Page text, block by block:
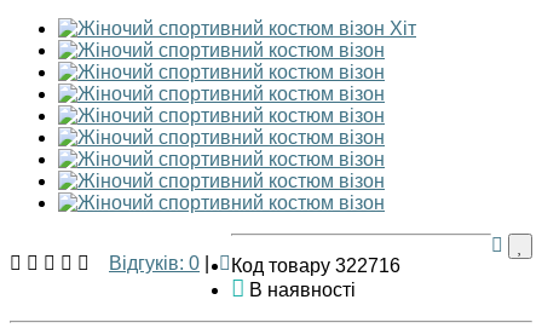
Хіт
Відгуків: 0 |
Код товару 322716
В наявності